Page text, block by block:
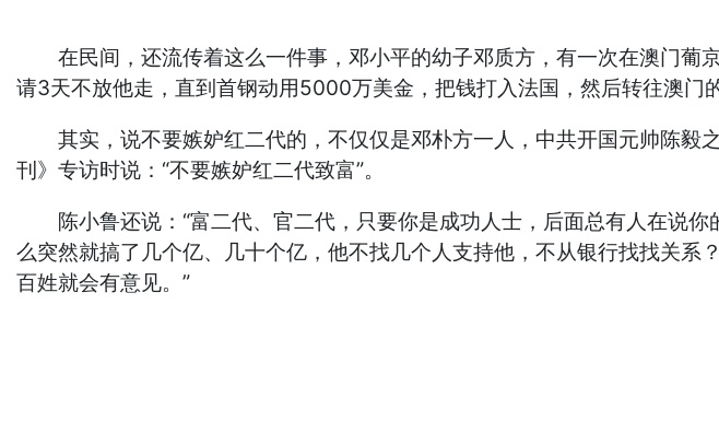
在民间，还流传着这么一件事，邓小平的幼子邓质方，有一次在澳门葡
请3天不放他走，直到首钢动用5000万美金，把钱打入法国，然后转往澳门
其实，说不要嫉妒红二代的，不仅仅是邓朴方一人，中共开国元帅陈毅
刊》专访时说：“不要嫉妒红二代致富”。
陈小鲁还说：“富二代、官二代，只要你是成功人士，后面总有人在说你
么突然就搞了几个亿、几十个亿，他不找几个人支持他，不从银行找找关
百姓就会有意见。”